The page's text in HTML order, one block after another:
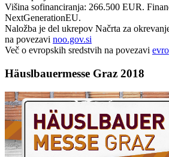
Višina sofinanciranja: 266.500 EUR.
NextGenerationEU.
Naložba je del ukrepov Načrta za
na povezavi noo.gov.si
Več o evropskih sredstvih na povezavi
Häuslbauermesse Graz 2018